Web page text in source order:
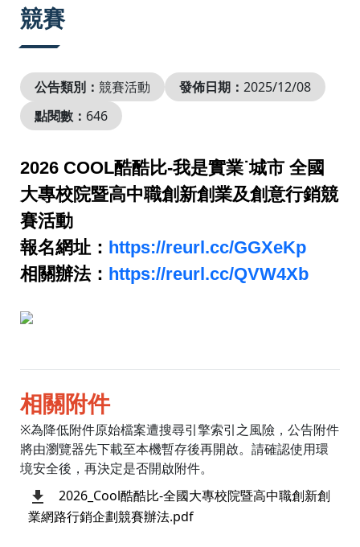
競賽
公告類別： 競賽活動 發佈日期： 2025/12/08
點閱數： 646
2026 COOL酷酷比-我是實業˙城市 全國
大專校院暨高中職創新創業及創意行銷競
賽活動
報名網址： https://reurl.cc/GGXeKp
相關辦法： https://reurl.cc/QVW4Xb
相關附件
※為降低附件原始檔案遭搜尋引擎索引之風險，公告附件
將由瀏覽器先下載至本機暫存後再開啟。請確認使用環
境安全後，再決定是否開啟附件。
2026_Cool酷酷比-全國大專校院暨高中職創新創
業網路行銷企劃競賽辦法.pdf